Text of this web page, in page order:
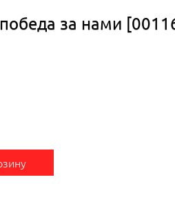
за нами